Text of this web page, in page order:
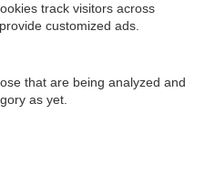
track visitors across
customized ads.
that are being analyzed and
as yet.